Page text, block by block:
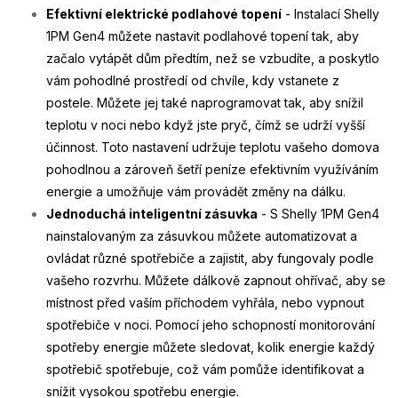
Efektivní elektrické podlahové topení - Instalací Shelly
1PM Gen4 můžete nastavit podlahové topení tak, aby
začalo vytápět dům předtím, než se vzbudíte, a poskytlo
vám pohodlné prostředí od chvíle, kdy vstanete z
postele. Můžete jej také naprogramovat tak, aby snížil
teplotu v noci nebo když jste pryč, čímž se udrží vyšší
účinnost. Toto nastavení udržuje teplotu vašeho domova
pohodlnou a zároveň šetří peníze efektivním využíváním
energie a umožňuje vám provádět změny na dálku.
Jednoduchá inteligentní zásuvka - S Shelly 1PM Gen4
nainstalovaným za zásuvkou můžete automatizovat a
ovládat různé spotřebiče a zajistit, aby fungovaly podle
vašeho rozvrhu. Můžete dálkově zapnout ohřívač, aby se
místnost před vaším příchodem vyhřála, nebo vypnout
spotřebiče v noci. Pomocí jeho schopností monitorování
spotřeby energie můžete sledovat, kolik energie každý
spotřebič spotřebuje, což vám pomůže identifikovat a
snížit vysokou spotřebu energie.